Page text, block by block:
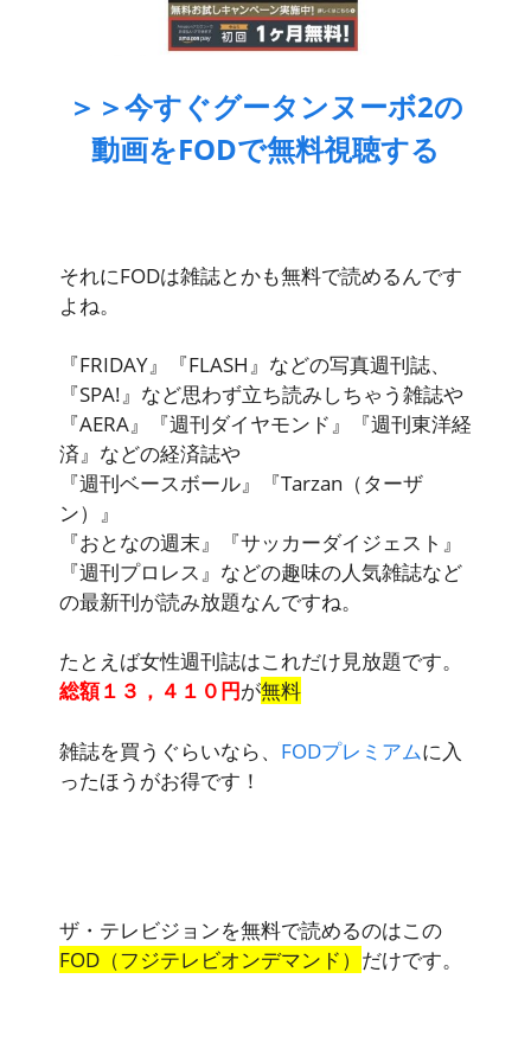
＞＞今すぐグータンヌーボ2の
動画をFODで無料視聴する
それにFODは雑誌とかも無料で読めるんです
よね。
『FRIDAY』『FLASH』などの写真週刊誌、
『SPA!』など思わず立ち読みしちゃう雑誌や
『AERA』『週刊ダイヤモンド』『週刊東洋経
済』などの経済誌や
『週刊ベースボール』『Tarzan（ターザ
ン）』
『おとなの週末』『サッカーダイジェスト』
『週刊プロレス』などの趣味の人気雑誌など
の最新刊が読み放題なんですね。
たとえば女性週刊誌はこれだけ見放題です。
総額１３，４１０円が無料
雑誌を買うぐらいなら、 FODプレミアムに入
ったほうがお得です！
ザ・テレビジョンを無料で読めるのはこの
FOD（フジテレビオンデマンド） だけです。